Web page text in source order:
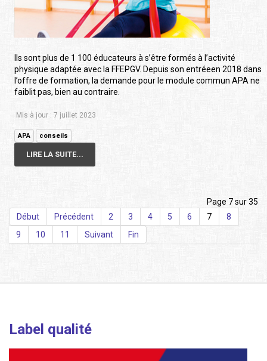
Ils sont plus de 1 100 éducateurs à s’être formés à l’activité
physique adaptée avec la FFEPGV. Depuis son entréeen 2018 dans
l’offre de formation, la demande pour le module commun APA ne
faiblit pas, bien au contraire.
Mis à jour : 7 juillet 2023
APA conseils
LIRE LA SUITE...
Page 7 sur 35
Début
Précédent 2 3 4 5 6 7
8
9
10 11 Suivant Fin
Label qualité